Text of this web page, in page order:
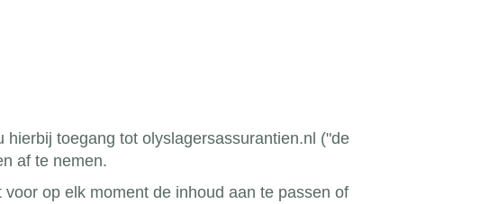
toegang tot olyslagersassurantien.nl ("de
af te nemen.
op elk moment de inhoud aan te passen of